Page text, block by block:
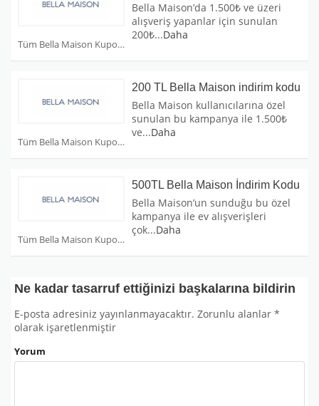
Tüm Bella Maison Kuponları
Bella Maison’da 1.500₺ ve üzeri
alışveriş yapanlar için sunulan
200₺...Daha
Tüm Bella Maison Kuponları
200 TL Bella Maison indirim kodu
Bella Maison kullanıcılarına özel
sunulan bu kampanya ile 1.500₺
ve...Daha
Tüm Bella Maison Kuponları
500TL Bella Maison İndirim Kodu
Bella Maison’un sunduğu bu özel
kampanya ile ev alışverişleri
çok...Daha
Ne kadar tasarruf ettiğinizi başkalarına bildirin
E-posta adresiniz yayınlanmayacaktır. Zorunlu alanlar *
olarak işaretlenmiştir
Yorum